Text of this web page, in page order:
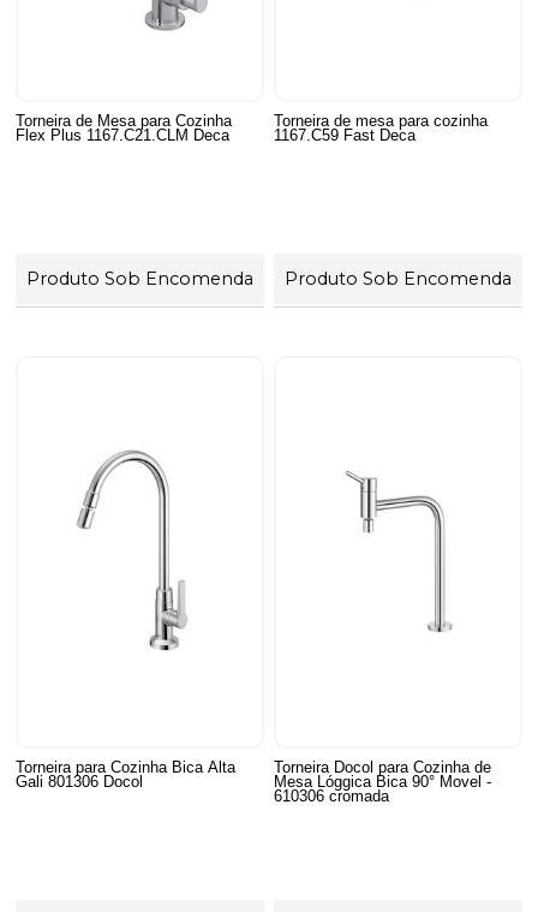
Torneira de Mesa para Cozinha
Flex Plus 1167.C21.CLM Deca
Produto Sob Encomenda
Torneira de mesa para cozinha
1167.C59 Fast Deca
Produto Sob Encomenda
Torneira para Cozinha Bica Alta
Gali 801306 Docol
Torneira Docol para Cozinha de
Mesa Lóggica Bica 90° Movel -
610306 cromada